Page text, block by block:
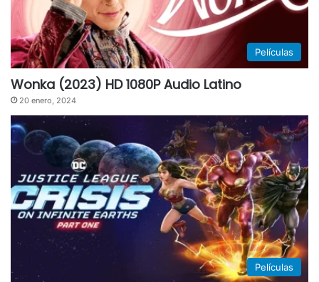
Películas
Wonka (2023) HD 1080P Audio Latino
20 enero, 2024
Películas